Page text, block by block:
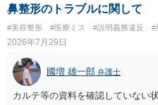
は、結局所轄だと思われますので
ないです。 一度、最寄りの「刑
談してみてはいかがでしょうか。
鼻整形のトラブルに関して
#美容整形 #医療ミス #説明義務違反 #
2026年7月29日
國増 雄一郎 弁護士
カルテ等の資料を確認していない